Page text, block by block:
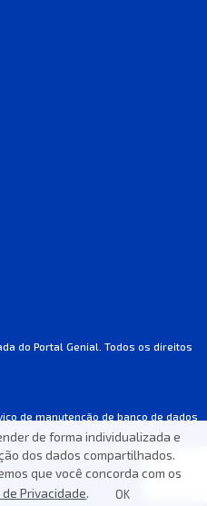
de forma individualizada e
dos dados compartilhados.
que você concorda com os
Privacidade. OK
de manutenção de banco de dados
incorreções involuntárias. Consulte
do Portal Genial. Todos os direitos